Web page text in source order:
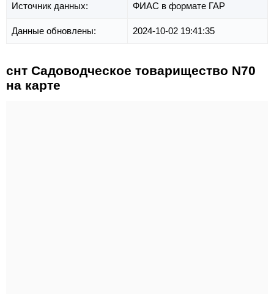
Источник данных: ФИАС в формате ГАР
Данные обновлены: 2024-10-02 19:41:35
снт Садоводческое товарищество N70
на карте